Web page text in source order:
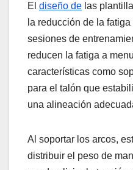
El diseño de las
la reducción de la
sesiones de
reducen la fatiga a
características como
para el talón que
una alineación
Al soportar los arcos,
distribuir el peso de